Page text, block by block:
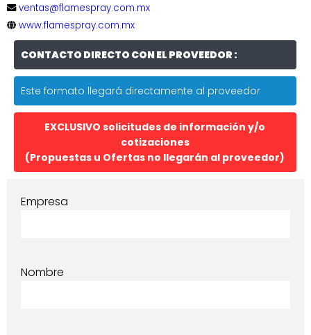
ventas@flamespray.com.mx
www.flamespray.com.mx
CONTACTO DIRECTO CON EL PROVEEDOR :
Este formato llegará directamente al proveedor
EXCLUSIVO solicitudes de información y/o
cotizaciones
(Propuestas u Ofertas no llegarán al proveedor)
Empresa
Nombre